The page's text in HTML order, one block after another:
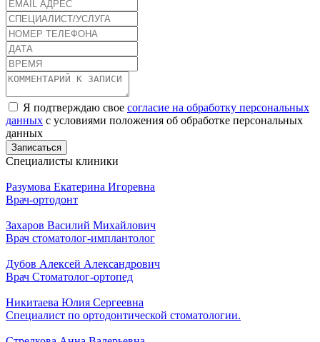
Я подтверждаю свое согласие на обработку персональных
данных с условиями положения об обработке персональных
данных
Специалисты клиники
Разумова Екатерина Игоревна
Врач-ортодонт
Захаров Василий Михайлович
Врач стоматолог-имплантолог
Дубов Алексей Александрович
Врач Стоматолог-ортопед
Никитаева Юлия Сергеевна
Специалист по ортодонтической стоматологии.